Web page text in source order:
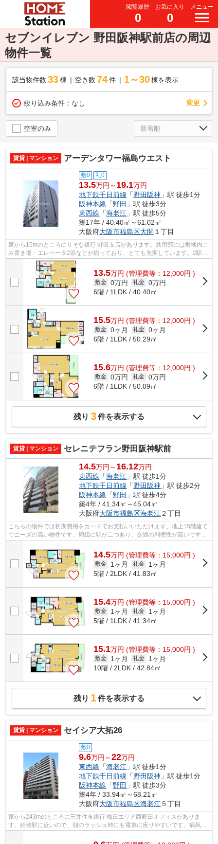
閲覧履歴
0
お気に入り
0
メニュー
セブンイレブン 野田阪神駅前店の周辺
物件一覧
該当物件数 33棟 空き数 74 件 1～30 棟を表示
絞り込み条件： なし 変更
空室のみ
賃貸 | マンション アーデンタワー福島ウエスト
敷0 礼0
13.5万円～ 19.1万円
地下鉄千日前線 「野田阪神 」駅 徒歩1分
阪神本線 「野田 」駅 徒歩3分
東西線 「海老江 」駅 徒歩5分
築17年 / 40.40㎡～61.02㎡
大阪府大阪市福島区大開 １丁目
家から15mのところにりそな銀行 野田支店があります。共用部には敷地内ご
み置き場・エレベータ2基などが揃っており、とても充実しています。2駅利
用可能な物件なので、交通経路を選ぶ...
13.5万円 (管理費等：12,000円 )
敷金 0万円 礼金 0万円
6階 / 1LDK / 40.40㎡
15.5万円 (管理費等：12,000円 )
敷金 0ヶ月 礼金 0ヶ月
6階 / 1LDK / 50.29㎡
15.6万円 (管理費等：12,000円 )
敷金 0万円 礼金 0万円
6階 / 1LDK / 50.09㎡
残り 3件を表示する
賃貸 | マンション セレニテフラン野田阪神駅前
14.5万円～ 16.12万円
東西線 「海老江 」駅 徒歩1分
地下鉄千日前線 「野田阪神 」駅 徒歩2分
阪神本線 「野田 」駅 徒歩4分
築4年 / 41.34㎡～45.04㎡
大阪府大阪市福島区海老江 ２丁目
こちらの物件では初期費用をカードでお支払いいただけます。地上15階建て
でニーズの高い物件です。周辺に駅が二つあり、交通の利便性が高いです。
14.5万円 (管理費等：15,000円 )
敷金 1ヶ月 礼金
1ヶ月
5階 / 2LDK / 41.83㎡
15.4万円 (管理費等：15,000円 )
敷金 1ヶ月 礼金
1ヶ月
5階 / 1LDK / 41.34㎡
15.1万円 (管理費等：15,000円 )
敷金 1ヶ月 礼金
1ヶ月
10階 / 2LDK / 42.84㎡
残り 1件を表示する
賃貸 | マンション セイシア大拓26
敷0
9.6万円～22万円
東西線 「海老江 」駅 徒歩1分
地下鉄千日前線 「野田阪神 」駅 徒歩1分
阪神本線 「野田 」駅 徒歩3分
築4年 / 33.94㎡～68.21㎡
大阪府大阪市福島区海老江 ５丁目
家から243mのところに三井住友銀行 梅田エリア西野田オフィスがありま
す。始発駅に近いので、朝のラッシュ時にも電車に座りやすいです。病気予
防にもなる、通気性の良い快適な物件です...